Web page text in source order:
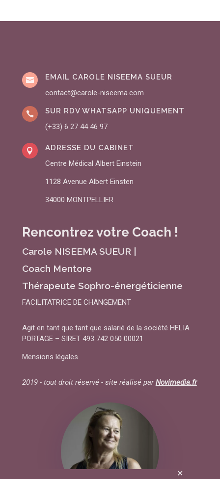
✕

EMAIL CAROLE NISEEMA SUEUR
contact@carole-niseema.com

SUR RDV WHATSAPP UNIQUEMENT
(+33) 6 27 44 46 97

ADRESSE DU CABINET
Centre Médical Albert Einstein
1128 Avenue Albert Einsten
34000 MONTPELLIER
Rencontrez votre Coach !
Carole NISEEMA SUEUR |
Coach Mentore
Thérapeute Sophro-énergéticienne
FACILITATRICE DE CHANGEMENT
Agit en tant que tant que salarié de la société HELIA
PORTAGE – SIRET 493 742 050 00021
Mensions légales
2019 - tout droit réservé - site réalisé parNovimedia.fr